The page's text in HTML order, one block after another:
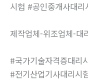
시험 #공인중개사대리
제작업체-위조업체-대
#국가기술자격증대리
#전기산업기사대리시